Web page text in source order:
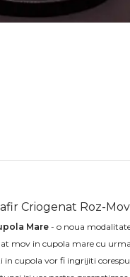
Criogenat Roz-
Mare - o noua
mov in cupola mare cu
cupola vor fi ingrijiti